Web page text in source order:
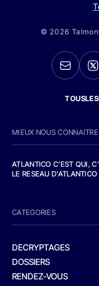
© 2026
MIEUX NOUS CONNAITRE
ATLANTICO C'EST QUI,
LE RESEAU D'ATLANTICO
CATEGORIES
DECRYPTAGES
DOSSIERS
RENDEZ-VOUS